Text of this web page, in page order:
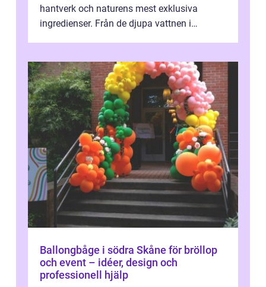
hantverk och naturens mest exklusiva
ingredienser. Från de djupa vattnen i
Ballongbåge i södra Skåne för bröllop
och event – idéer, design och
professionell hjälp